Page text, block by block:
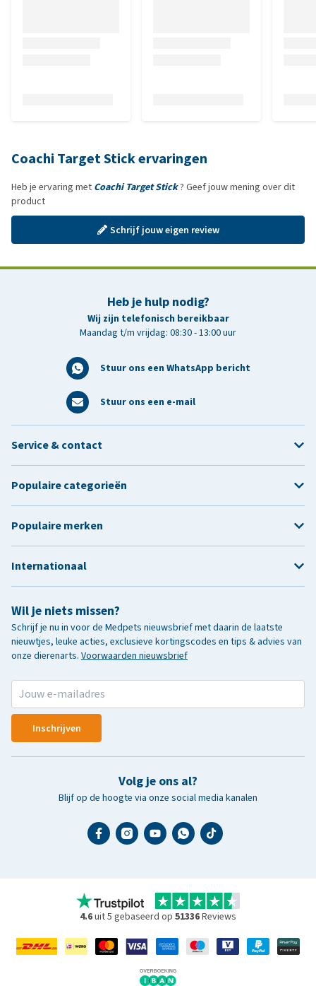
Coachi Target Stick ervaringen
Heb je ervaring met Coachi Target Stick? Geef jouw mening over dit
product
Schrijf jouw eigen review
Heb je hulp nodig?
Wij zijn telefonisch bereikbaar
Maandag t/m vrijdag: 08:30 - 13:00 uur
Stuur ons een WhatsApp bericht
Stuur ons een e-mail
Wil je niets missen?
Schrijf je nu in voor de Medpets nieuwsbrief met daarin de laatste
nieuwtjes, leuke acties, exclusieve kortingscodes en tips & advies van
onze dierenarts. Voorwaarden nieuwsbrief
Inschrijven
Volg je ons al?
Blijf op de hoogte via onze social media kanalen
Service & contact
Populaire categorieën
Populaire merken
Internationaal
4.6uit 5 gebaseerd op 51336Reviews